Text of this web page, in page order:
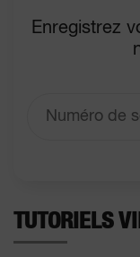
Enregistrez
TUTORIELS